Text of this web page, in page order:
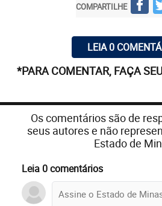
COMPARTILHE
LEIA 0
*PARA COMENTAR, FAÇA
Os comentários são de
seus autores e não
Estado de
Leia 0 comentários